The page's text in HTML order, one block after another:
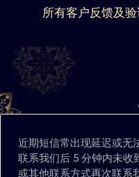
所有客户反馈及
近期短信常出现延迟或无
联系我们后 5 分钟内未收
或其他联系方式再次联系